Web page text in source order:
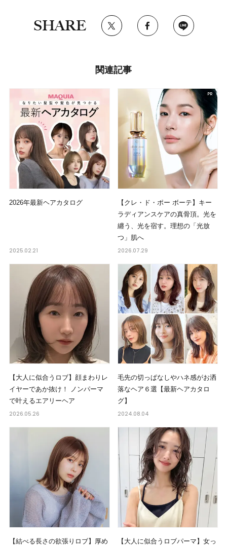
SHARE
関連記事
2026年最新ヘアカタログ
2025.02.21
【クレ・ド・ポー ボーテ】キー
ラディアンスケアの真骨頂。光を
纏う、光を宿す。理想の「光放
つ」肌へ
2026.07.29
【大人に似合うロブ】顔まわりレ
イヤーであか抜け！ ノンパーマ
で叶えるエアリーヘア
2026.05.26
毛先の切っぱなしやハネ感がお洒
落なヘア６選【最新ヘアカタロ
グ】
2024.08.04
【結べる長さの欲張りロブ】厚め
【大人に似合うロブパーマ】女っ